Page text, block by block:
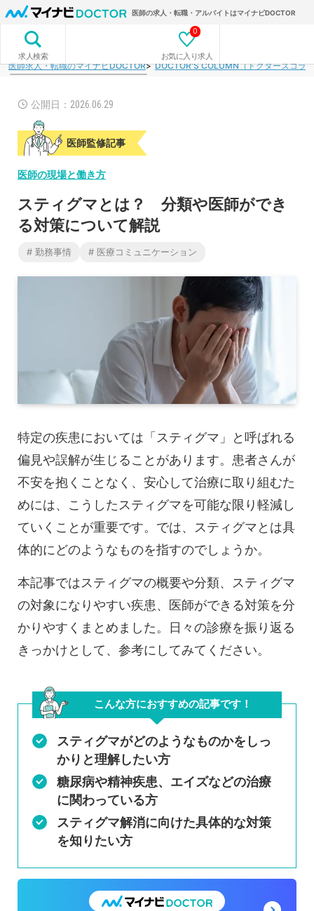
医師の求人・転職・アルバイトはマイナビDOCTOR
求人検索 お気に入り求人
0
医師求人・転職のマイナビDOCTOR DOCTOR'S COLUMN（ドクターズコラ
公開日：2026.06.29
医師監修記事
医師の現場と働き方
スティグマとは？ 分類や医師ができ
る対策について解説
# 勤務事情 # 医療コミュニケーション
特定の疾患においては「スティグマ」と呼ばれる
偏見や誤解が生じることがあります。患者さんが
不安を抱くことなく、安心して治療に取り組むた
めには、こうしたスティグマを可能な限り軽減し
ていくことが重要です。では、スティグマとは具
体的にどのようなものを指すのでしょうか。
本記事ではスティグマの概要や分類、スティグマ
の対象になりやすい疾患、医師ができる対策を分
かりやすくまとめました。日々の診療を振り返る
きっかけとして、参考にしてみてください。
こんな方におすすめの記事です！
スティグマがどのようなものかをしっ
かりと理解したい方
糖尿病や精神疾患、エイズなどの治療
に関わっている方
スティグマ解消に向けた具体的な対策
を知りたい方
グ